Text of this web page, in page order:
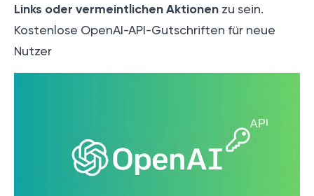
Links oder vermeintlichen Aktionen zu sein.
Kostenlose OpenAI-API-Gutschriften für neue
Nutzer